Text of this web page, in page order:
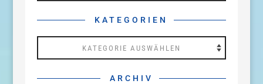
KATEGORIEN
ARCHIV